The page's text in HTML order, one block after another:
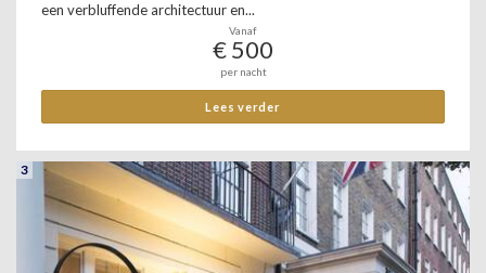
een verbluffende architectuur en...
Vanaf
€ 500
per nacht
Lees verder
3